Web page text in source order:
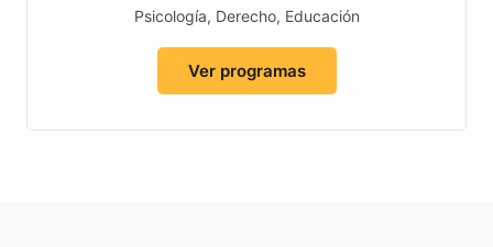
Psicología, Derecho, Educación
Ver programas